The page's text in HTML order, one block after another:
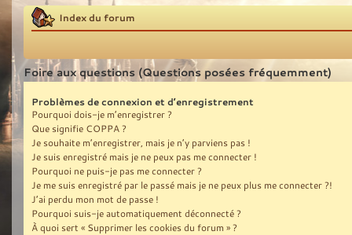
Index du forum
Foire aux questions (Questions posées fréquemment)
Problèmes de connexion et d’enregistrement
Pourquoi dois-je m’enregistrer ?
Que signifie COPPA ?
Je souhaite m’enregistrer, mais je n’y parviens pas !
Je suis enregistré mais je ne peux pas me connecter !
Pourquoi ne puis-je pas me connecter ?
Je me suis enregistré par le passé mais je ne peux plus me connecter ?!
J’ai perdu mon mot de passe !
Pourquoi suis-je automatiquement déconnecté ?
À quoi sert « Supprimer les cookies du forum » ?